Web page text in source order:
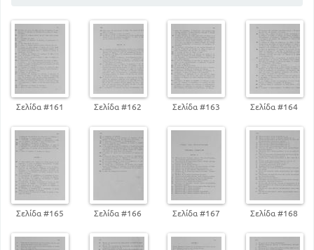
Σελίδα #161 Σελίδα #162 Σελίδα #163 Σελίδα #164
Σελίδα #165 Σελίδα #166 Σελίδα #167 Σελίδα #168